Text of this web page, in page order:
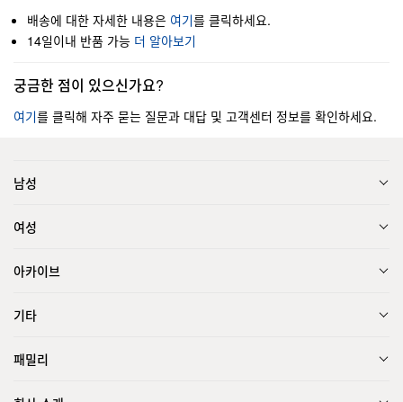
배송에 대한 자세한 내용은 여기를 클릭하세요.
14일이내 반품 가능 더 알아보기
궁금한 점이 있으신가요?
여기를 클릭해 자주 묻는 질문과 대답 및 고객센터 정보를 확인하세요.
남성
여성
아카이브
기타
패밀리